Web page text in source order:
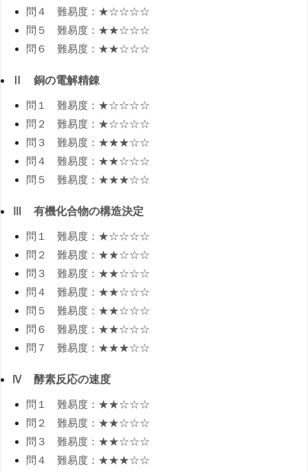
問４ 難易度：★☆☆☆☆
問５ 難易度：★★☆☆☆
問６ 難易度：★★☆☆☆
Ⅱ 銅の電解精錬
問１ 難易度：★☆☆☆☆
問２ 難易度：★☆☆☆☆
問３ 難易度：★★★☆☆
問４ 難易度：★★☆☆☆
問５ 難易度：★★★☆☆
Ⅲ 有機化合物の構造決定
問１ 難易度：★☆☆☆☆
問２ 難易度：★★☆☆☆
問３ 難易度：★★☆☆☆
問４ 難易度：★★☆☆☆
問５ 難易度：★★☆☆☆
問６ 難易度：★★☆☆☆
問７ 難易度：★★★☆☆
Ⅳ 酵素反応の速度
問１ 難易度：★★☆☆☆
問２ 難易度：★★☆☆☆
問３ 難易度：★★☆☆☆
問４ 難易度：★★★☆☆